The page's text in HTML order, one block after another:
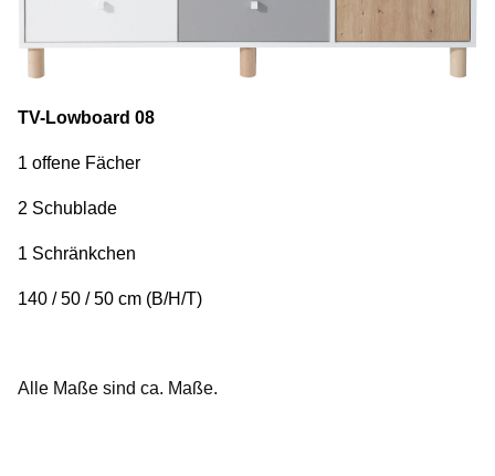
TV-Lowboard 08
1 offene Fächer
2 Schublade
1 Schränkchen
140 / 50 / 50 cm (B/H/T)
Alle Maße sind ca. Maße.